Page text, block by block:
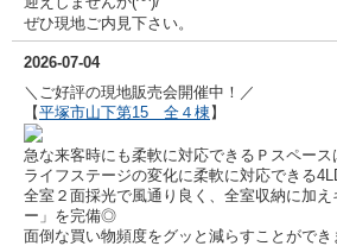
ぜひ現地ご内見下さい。
2026-07-04
＼ご好評の現地販売会開催中！／
【平塚市山下第15 全４棟】
急な来客時にも柔軟に対応できるＰスペース
ライフステージの変化に柔軟に対応できる
全室２面採光で風通り良く、全室収納に加え
ー」を完備◎
面倒な買い物頻度をグッと減らすことができ